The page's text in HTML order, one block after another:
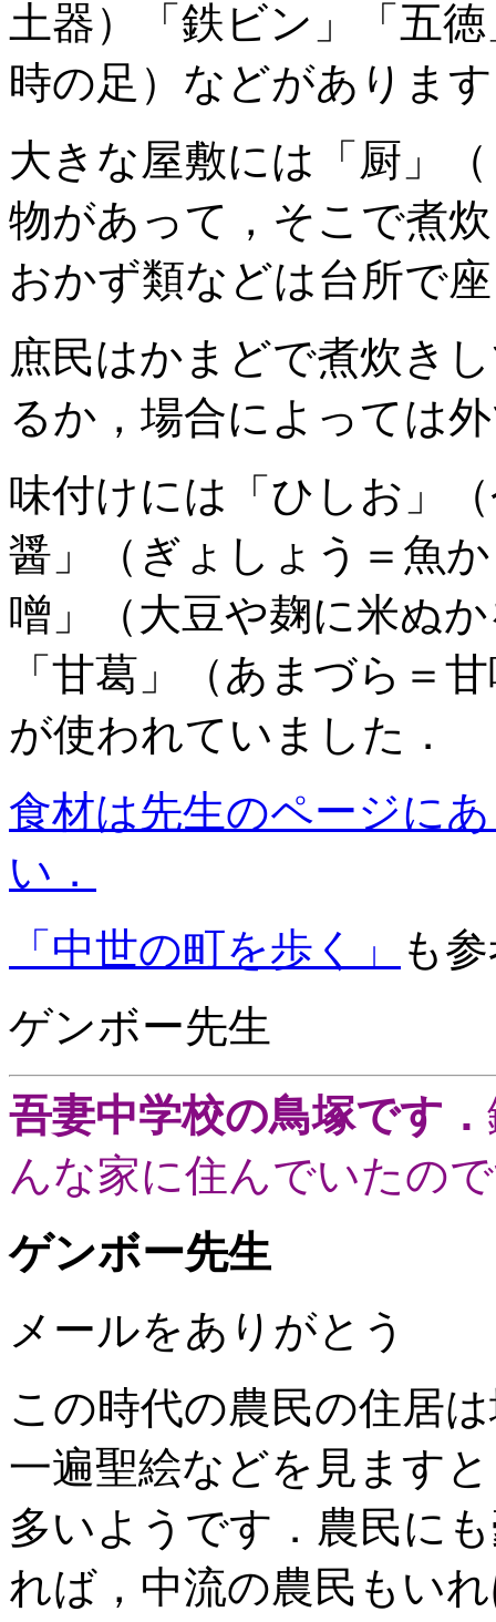
土器）「鉄ビン」「五
時の足）などがありま
大きな屋敷には「厨」
物があって，そこで煮
おかず類などは台所で
庶民はかまどで煮炊き
るか，場合によっては
味付けには「ひしお」
醤」（ぎょしょう＝魚
噌」（大豆や麹に米ぬ
「甘葛」（あまづら＝
が使われていました．
食材は先生のページに
い．
「中世の町を歩く」
も
ゲンボー先生
吾妻中学校の鳥塚です．
んな家に住んでいたの
ゲンボー先生
メールをありがとう
この時代の農民の住居
一遍聖絵などを見ます
多いようです．農民に
れば，中流の農民もい